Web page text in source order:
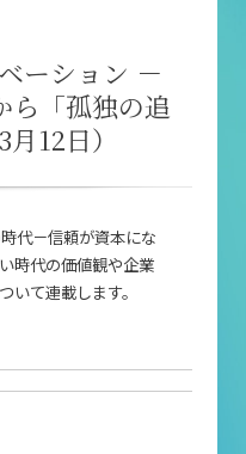
ーション －
ら「孤独の追
12日）
代－信頼が資本にな
時代の価値観や企業
いて連載します。